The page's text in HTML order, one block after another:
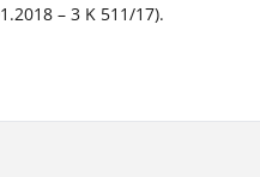
– 3 K 511/17).